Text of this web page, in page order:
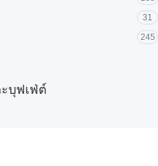
31
245
บุฟเฟ่ต์